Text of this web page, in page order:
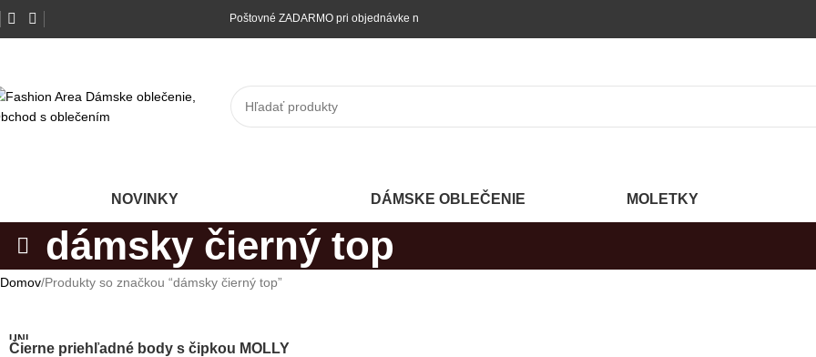
Poštovné ZADARMO pri objednávke nad 60 €!
NOVINKY DÁMSKE OBLEČENIE MOLETKY
dámsky čierný top
Domov Produkty so značkou “dámsky čierný top”
UNI
DO KOŠÍKA
Čierne priehľadné body s čipkou MOLLY